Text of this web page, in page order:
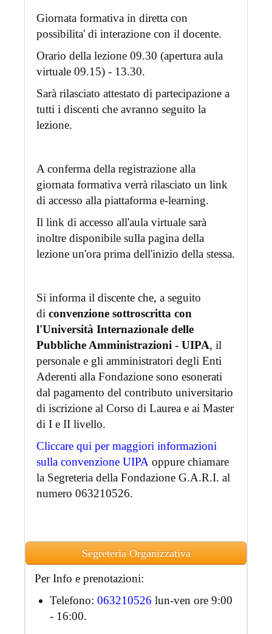
Giornata formativa in diretta con
possibilita' di interazione con il docente.
Orario della lezione 09.30 (apertura aula
virtuale 09.15) - 13.30.
Sarà rilasciato attestato di partecipazione a
tutti i discenti che avranno seguito la
lezione.
A conferma della registrazione alla
giornata formativa verrà rilasciato un link
di accesso alla piattaforma e-learning.
Il link di accesso all'aula virtuale sarà
inoltre disponibile sulla pagina della
lezione un'ora prima dell'inizio della stessa.
Si informa il discente che, a seguito
di convenzione sottroscritta con
l'Università Internazionale delle
Pubbliche Amministrazioni - UIPA, il
personale e gli amministratori degli Enti
Aderenti alla Fondazione sono esonerati
dal pagamento del contributo universitario
di iscrizione al Corso di Laurea e ai Master
di I e II livello.
Cliccare qui per maggiori informazioni
sulla convenzione UIPAoppure chiamare
la Segreteria della Fondazione G.A.R.I. al
numero 063210526.
Segreteria Organizzativa
Per Info e prenotazioni:
Telefono: 063210526 lun-ven ore 9:00
- 16:00.